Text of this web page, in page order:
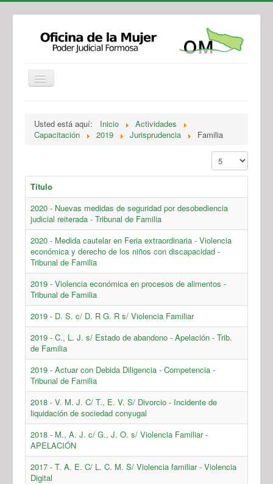
Legislación
Novedades
Usted está aquí: Inicio
Actividades
Capacitación
2019 Jurisprudencia
Familia
Mostrar #
Título
2020 - Nuevas medidas de seguridad por desobediencia
judicial reiterada - Tribunal de Familia
2020 - Medida cautelar en Feria extraordinaria - Violencia
económica y derecho de los niños con discapacidad -
Tribunal de Familia
2019 - Violencia económica en procesos de alimentos -
Tribunal de Familia
2019 - D. S. c/ D. R G. R s/ Violencia Familiar
2019 - C., L. J. s/ Estado de abandono - Apelación - Trib.
de Familia
2019 - Actuar con Debida Diligencia - Competencia -
Tribunal de Familia
2018 - V. M. J. C/ T., E. V. S/ Divorcio - Incidente de
liquidación de sociedad conyugal
2018 - M., A. J. c/ G., J. O. s/ Violencia Familiar -
APELACIÓN
2017 - T. A. E. C/ L. C. M. S/ Violencia familiar - Violencia
Digital